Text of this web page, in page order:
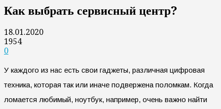
Как выбрать сервисный центр?
18.01.2020
1954
0
У каждого из нас есть свои гаджеты, различная цифровая
техника, которая так или иначе подвержена поломкам. Когда
ломается любимый, ноутбук, например, очень важно найти